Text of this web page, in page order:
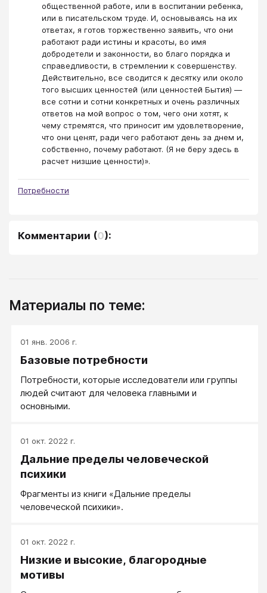
общественной работе, или в воспитании ребенка,
или в писательском труде. И, основываясь на их
ответах, я готов торжественно заявить, что они
работают ради истины и красоты, во имя
добродетели и законности, во благо порядка и
справедливости, в стремлении к совершенству.
Действительно, все сводится к десятку или около
того высших ценностей (или ценностей Бытия) —
все сотни и сотни конкретных и очень различных
ответов на мой вопрос о том, чего они хотят, к
чему стремятся, что приносит им удовлетворение,
что они ценят, ради чего работают день за днем и,
собственно, почему работают. (Я не беру здесь в
расчет низшие ценности)».
Потребности
Комментарии (0):
Материалы по теме:
01 янв. 2006 г.
Базовые потребности
Потребности, которые исследователи или группы
людей считают для человека главными и
основными.
01 окт. 2022 г.
Дальние пределы человеческой
психики
Фрагменты из книги «Дальние пределы
человеческой психики».
01 окт. 2022 г.
Низкие и высокие, благородные
мотивы